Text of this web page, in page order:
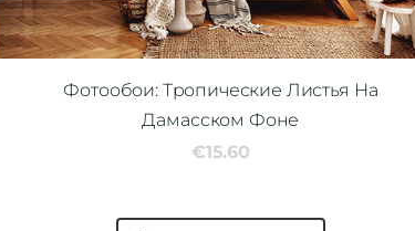
Фотообои: Тропические Листья На
Дамасском Фоне
€15.60